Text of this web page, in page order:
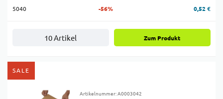
5040
-56% 0,52 €
10 Artikel Zum Produkt
SALE
Artikelnummer: A0003042